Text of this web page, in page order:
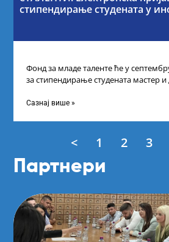
стипендирање студената у
Фонд за младе таленте ће у
за стипендирање студената мастер и
Сазнај више »
< 1 2 3
Партнери